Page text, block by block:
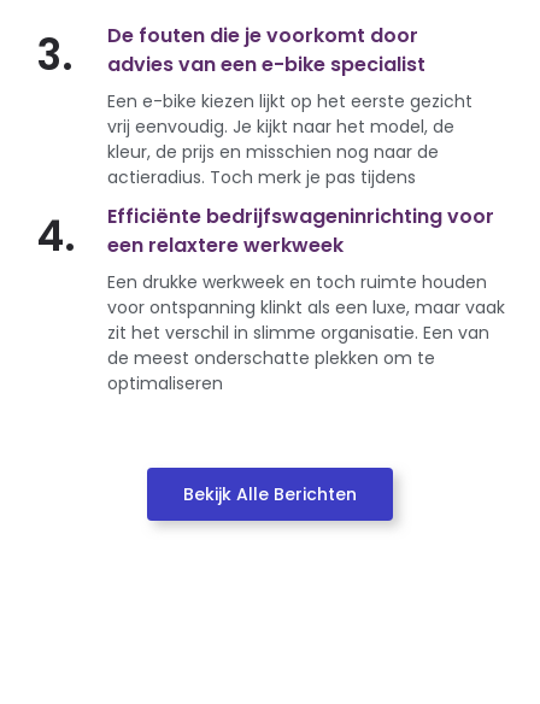
3.
De fouten die je voorkomt door
advies van een e-bike specialist
Een e-bike kiezen lijkt op het eerste gezicht
vrij eenvoudig. Je kijkt naar het model, de
kleur, de prijs en misschien nog naar de
actieradius. Toch merk je pas tijdens
4.
Efficiënte bedrijfswageninrichting voor
een relaxtere werkweek
Een drukke werkweek en toch ruimte houden
voor ontspanning klinkt als een luxe, maar vaak
zit het verschil in slimme organisatie. Een van
de meest onderschatte plekken om te
optimaliseren
Bekijk Alle Berichten